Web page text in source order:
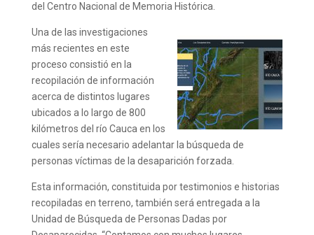
del Centro Nacional de Memoria Histórica.
Una de las investigaciones
más recientes en este
proceso consistió en la
recopilación de información
acerca de distintos lugares
ubicados a lo largo de 800
kilómetros del río Cauca en los
cuales sería necesario adelantar la búsqueda de
personas víctimas de la desaparición forzada.
Esta información, constituida por testimonios e historias
recopiladas en terreno, también será entregada a la
Unidad de Búsqueda de Personas Dadas por